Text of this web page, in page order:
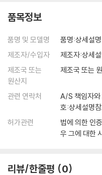
품목정보
품명 및 모델명
품명:상세설
제조자/수입자
제조자:상세
제조국 또는
원산지
제조국 또는
관련 연락처
A/S 책임자와
호:상세설명
허가관련
법에 의한 인
우 그에 대한
리뷰/한줄평 0